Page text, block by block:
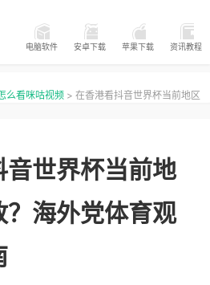
电脑软件 安卓下载 苹果下载 资讯教程
么看咪咕视频 > 在香港看抖音世界杯当前地区
音世界杯当前地
？海外党体育观